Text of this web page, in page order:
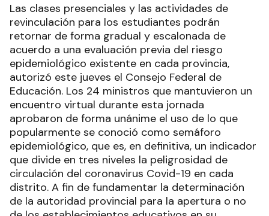
Las clases presenciales y las actividades de
revinculación para los estudiantes podrán
retornar de forma gradual y escalonada de
acuerdo a una evaluación previa del riesgo
epidemiológico existente en cada provincia,
autorizó este jueves el Consejo Federal de
Educación. Los 24 ministros que mantuvieron un
encuentro virtual durante esta jornada
aprobaron de forma unánime el uso de lo que
popularmente se conoció como semáforo
epidemiológico, que es, en definitiva, un indicador
que divide en tres niveles la peligrosidad de
circulación del coronavirus Covid-19 en cada
distrito. A fin de fundamentar la determinación
de la autoridad provincial para la apertura o no